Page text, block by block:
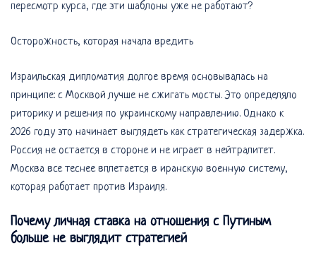
пересмотр курса, где эти шаблоны уже не работают?
Осторожность, которая начала вредить
Израильская дипломатия долгое время основывалась на
принципе: с Москвой лучше не сжигать мосты. Это определяло
риторику и решения по украинскому направлению. Однако к
2026 году это начинает выглядеть как стратегическая задержка.
Россия не остается в стороне и не играет в нейтралитет.
Москва все теснее вплетается в иранскую военную систему,
которая работает против Израиля.
Почему личная ставка на отношения с Путиным
больше не выглядит стратегией